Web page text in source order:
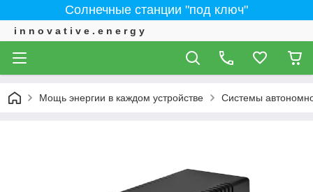
Солнечные станции "под ключ"
i n n o v a t i v e . e n e r g y
Мощь энергии в каждом устройстве Системы